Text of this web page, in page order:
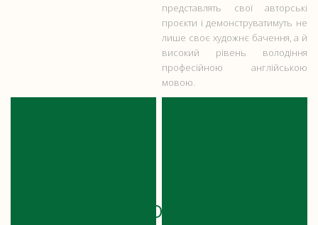
представлять свої авторські
проєкти і демонструватимуть не
лише своє художнє бачення, а й
високий рівень володіння
професійною англійською
мовою.
СТУДЕНТСЬКОГО